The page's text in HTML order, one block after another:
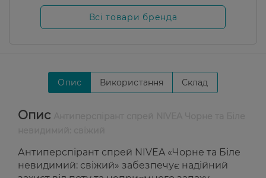
Всі товари бренда
Опис Використання Склад
Опис
Антиперспірант спрей NIVEA «Чорне та Біле
невидимий: свіжий» забезпечує надійний